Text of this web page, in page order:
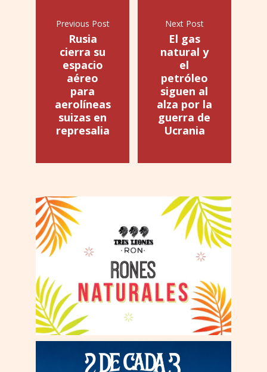
Previous Post
Rusia
cierra su
espacio
aéreo
para
aerolíneas
suizas en
represalia
Next Post
El gas
natural y
el
petróleo
siguen al
alza por la
guerra de
Ucrania